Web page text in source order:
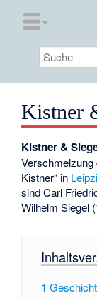
Kistner
Kistner &
Verschmelzung
Kistner“ in
sind Carl
Wilhelm Siegel
1